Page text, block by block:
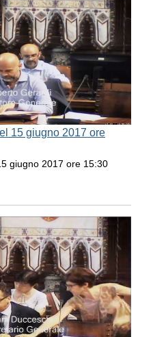
15 giugno 2017 ore
giugno 2017 ore 15:30